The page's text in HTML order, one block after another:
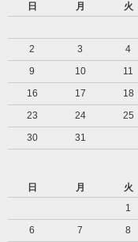
日
月 火
2
3 4
9
10 11
16
17 18
23
24 25
30
31
日
月 火
1
6
7 8